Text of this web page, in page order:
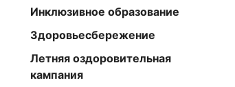
Инклюзивное образование
Здоровьесбережение
Летняя оздоровительная
кампания